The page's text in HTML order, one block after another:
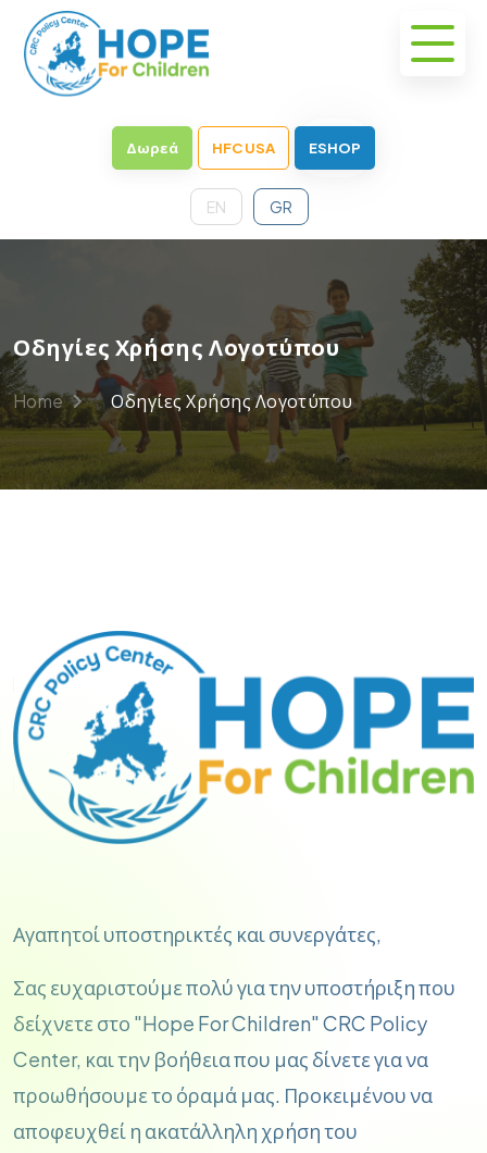
Δωρεά HFC USA ESHOP
EN GR
Οδηγίες Χρήσης Λογοτύπου
Home Οδηγίες Χρήσης Λογοτύπου
Αγαπητοί υποστηρικτές και συνεργάτες,
Σας ευχαριστούμε πολύ για την υποστήριξη που
δείχνετε στο "Hope For Children" CRC Policy
Center, και την βοήθεια που μας δίνετε για να
προωθήσουμε το όραμά μας. Προκειμένου να
αποφευχθεί η ακατάλληλη χρήση του